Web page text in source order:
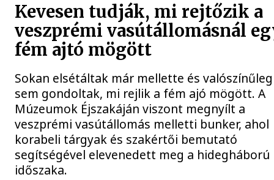
Kevesen tudják, mi rejtőzik a
veszprémi vasútállomásnál
fém ajtó mögött
Sokan elsétáltak már mellette és
sem gondoltak, mi rejlik a fém ajó mögött. A
Múzeumok Éjszakáján viszont megnyílt a
veszprémi vasútállomás melletti bunker, ahol
korabeli tárgyak és szakértői bemutató
segítségével elevenedett meg a hidegháború
időszaka.